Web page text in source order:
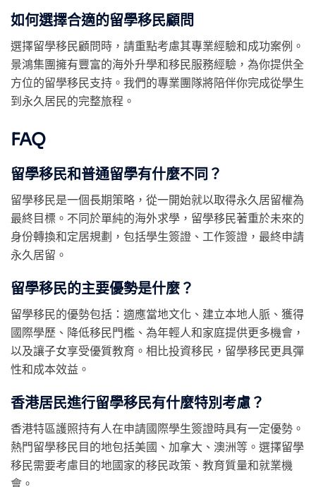
如何選擇合適的留學移民顧問
選擇留學移民顧問時，請重點考慮其專業經驗和成功案例。
景鴻集團擁有豐富的海外升學和移民服務經驗，為你提供全
方位的留學移民支持。我們的專業團隊將陪伴你完成從學生
到永久居民的完整旅程。
FAQ
留學移民和普通留學有什麼不同？
留學移民是一個長期策略，從一開始就以取得永久居留權為
最終目標。不同於單純的海外求學，留學移民著重於未來的
身份轉換和定居規劃，包括學生簽證、工作簽證，最終申請
永久居留。
留學移民的主要優勢是什麼？
留學移民的優勢包括：適應當地文化、建立本地人脈、獲得
國際學歷、降低移民門檻、為年輕人和家庭提供更多機會，
以及讓子女享受優質教育。相比投資移民，留學移民更具彈
性和成本效益。
香港居民進行留學移民有什麼特別考慮？
香港特區護照持有人在申請國際學生簽證時具有一定優勢。
熱門留學移民目的地包括美國、加拿大、澳洲等。選擇留學
移民需要考慮目的地國家的移民政策、教育質量和就業機
會。